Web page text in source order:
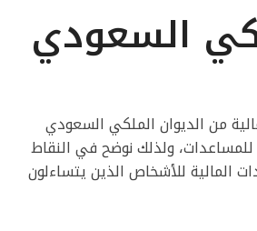
السعودي
من الديوان الملكي السعودي
ولذلك نوضح في النقاط
المالية للأشخاص الذين يتساءلون